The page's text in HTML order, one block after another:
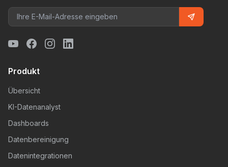
Produkt
Übersicht
KI-Datenanalyst
Dashboards
Datenbereinigung
Datenintegrationen